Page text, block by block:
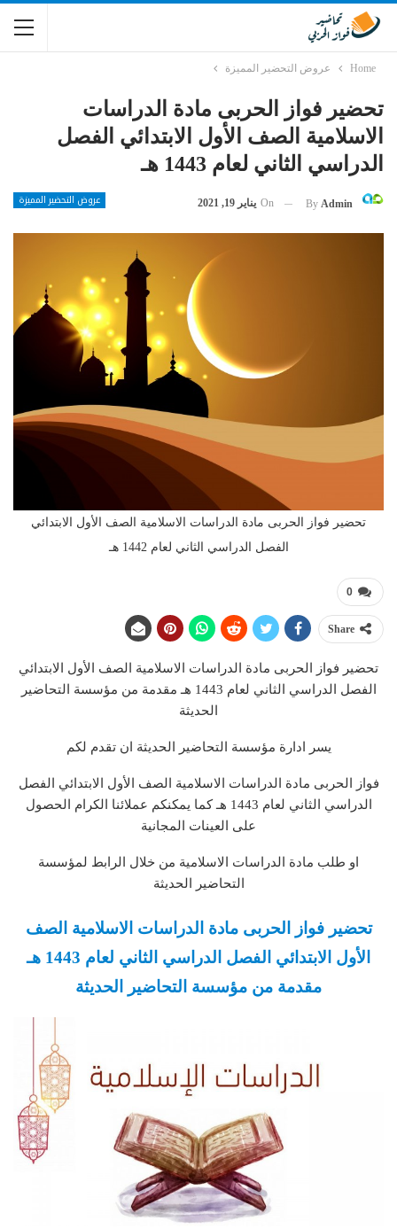
Home عروض التحضير المميزة
تحضير فواز الحربى مادة الدراسات
الاسلامية الصف الأول الابتدائي الفصل
الدراسي الثاني لعام 1443 هـ
عروض التحضير المميزة By Admin
On يناير 19, 2021
تحضير فواز الحربى مادة الدراسات الاسلامية الصف الأول الابتدائي
الفصل الدراسي الثاني لعام 1442 هـ
0
Share
تحضير فواز الحربى مادة الدراسات الاسلامية الصف الأول الابتدائي
الفصل الدراسي الثاني لعام 1443 هـ مقدمة من مؤسسة التحاضير
الحديثة
يسر ادارة مؤسسة التحاضير الحديثة ان تقدم لكم
فواز الحربى مادة الدراسات الاسلامية الصف الأول الابتدائي الفصل
الدراسي الثاني لعام 1443 هـ كما يمكنكم عملائنا الكرام الحصول
على العينات المجانية
او طلب مادة الدراسات الاسلامية من خلال الرابط لمؤسسة
التحاضير الحديثة
تحضير فواز الحربى مادة الدراسات الاسلامية الصف
الأول الابتدائي الفصل الدراسي الثاني لعام 1443 هـ
مقدمة من مؤسسة التحاضير الحديثة